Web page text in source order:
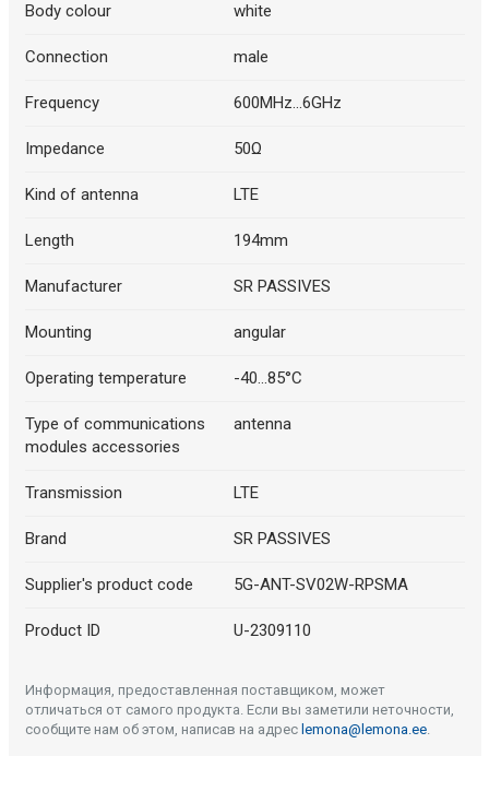
Body colour white
Connection male
Frequency 600MHz...6GHz
Impedance 50Ω
Kind of antenna LTE
Length 194mm
Manufacturer SR PASSIVES
Mounting angular
Operating temperature -40...85°C
Type of communications
modules accessories
antenna
Transmission LTE
Brand SR PASSIVES
Supplier's product code 5G-ANT-SV02W-RPSMA
Product ID U-2309110
Информация, предоставленная поставщиком, может
отличаться от самого продукта. Если вы заметили неточности,
сообщите нам об этом, написав на адрес lemona@lemona.ee.